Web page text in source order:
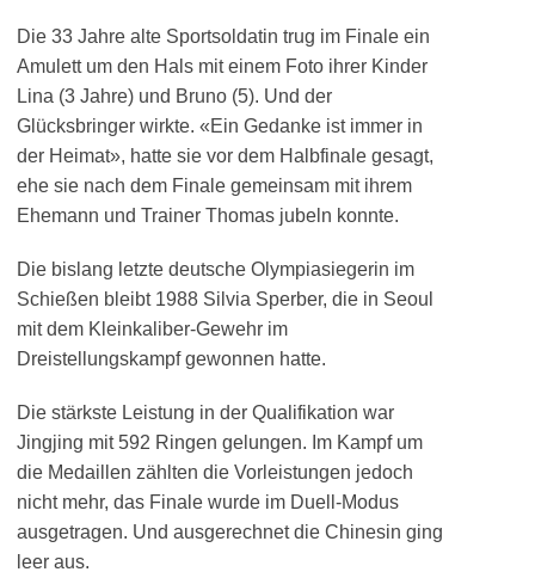
Die 33 Jahre alte Sportsoldatin trug im Finale ein
Amulett um den Hals mit einem Foto ihrer Kinder
Lina (3 Jahre) und Bruno (5). Und der
Glücksbringer wirkte. «Ein Gedanke ist immer in
der Heimat», hatte sie vor dem Halbfinale gesagt,
ehe sie nach dem Finale gemeinsam mit ihrem
Ehemann und Trainer Thomas jubeln konnte.
Die bislang letzte deutsche Olympiasiegerin im
Schießen bleibt 1988 Silvia Sperber, die in Seoul
mit dem Kleinkaliber-Gewehr im
Dreistellungskampf gewonnen hatte.
Die stärkste Leistung in der Qualifikation war
Jingjing mit 592 Ringen gelungen. Im Kampf um
die Medaillen zählten die Vorleistungen jedoch
nicht mehr, das Finale wurde im Duell-Modus
ausgetragen. Und ausgerechnet die Chinesin ging
leer aus.